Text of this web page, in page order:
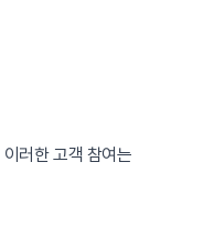
러한 고객 참여는